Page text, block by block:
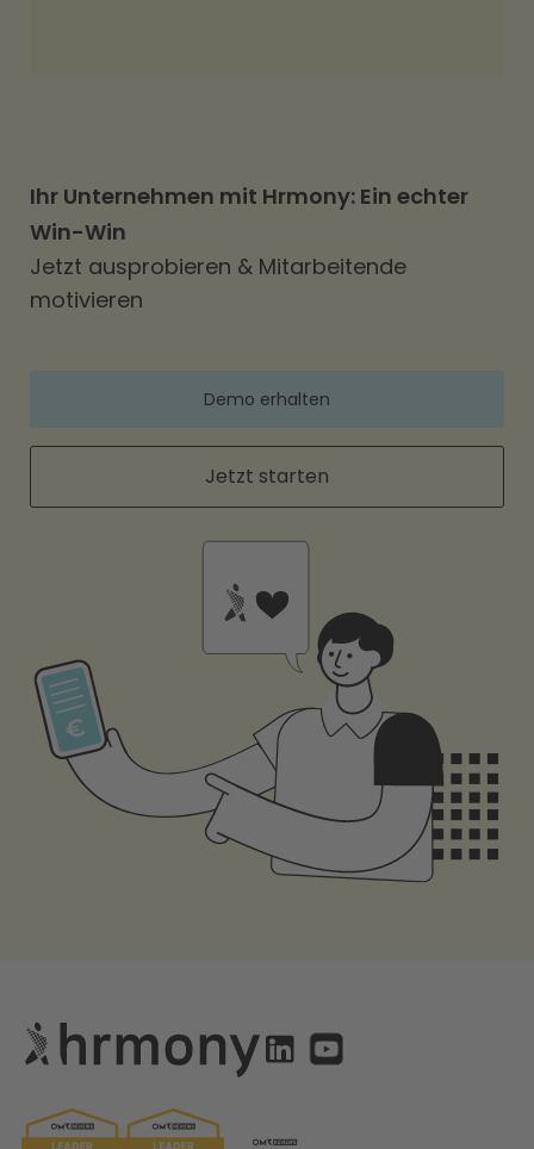
Ihr Unternehmen mit Hrmony: Ein echter
Win-Win
Jetzt ausprobieren & Mitarbeitende
motivieren
Demo erhalten
Jetzt starten